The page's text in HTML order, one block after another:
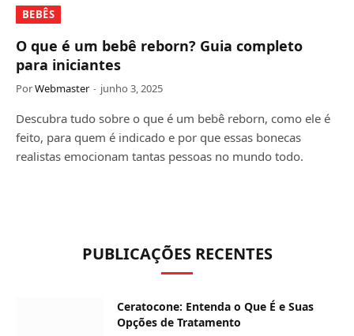
BEBÊS
O que é um bebê reborn? Guia completo
para iniciantes
PorWebmaster junho 3, 2025
Descubra tudo sobre o que é um bebê reborn, como ele é
feito, para quem é indicado e por que essas bonecas
realistas emocionam tantas pessoas no mundo todo.
PUBLICAÇÕES RECENTES
Ceratocone: Entenda o Que É e Suas
Opções de Tratamento